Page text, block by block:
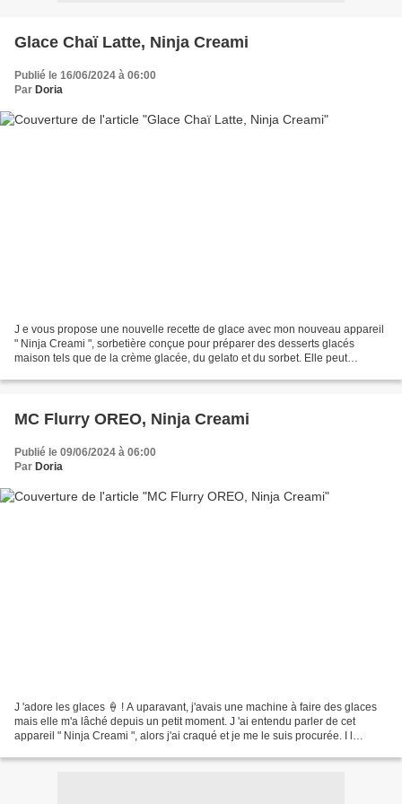
Glace Chaï Latte, Ninja Creami
Publié le 16/06/2024 à 06:00
Par Doria
J e vous propose une nouvelle recette de glace avec mon nouveau appareil
" Ninja Creami ", sorbetière conçue pour préparer des desserts glacés
maison tels que de la crème glacée, du gelato et du sorbet. Elle peut
MC Flurry OREO, Ninja Creami
Publié le 09/06/2024 à 06:00
Par Doria
J 'adore les glaces 🍦 ! A uparavant, j'avais une machine à faire des glaces
mais elle m'a lâché depuis un petit moment. J 'ai entendu parler de cet
appareil " Ninja Creami ", alors j'ai craqué et je me le suis procurée. I l